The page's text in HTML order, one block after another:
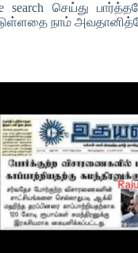
search செய்து
நாம்